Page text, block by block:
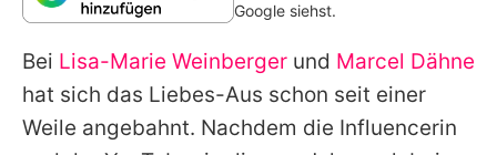
Redaktionelle Richtlinien
Impressum
Datenschutzerklärung
Google siehst.
Bei Lisa-Marie Weinberger und Marcel Dähne
hat sich das Liebes-Aus schon seit einer
Weile angebahnt. Nachdem die Influencerin